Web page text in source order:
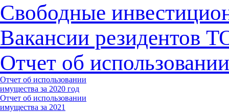
Свободные
Вакансии резидентов
Отчет об
Отчет об использовании
имущества за 2020 год
Отчет об использовании
имущества за 2021